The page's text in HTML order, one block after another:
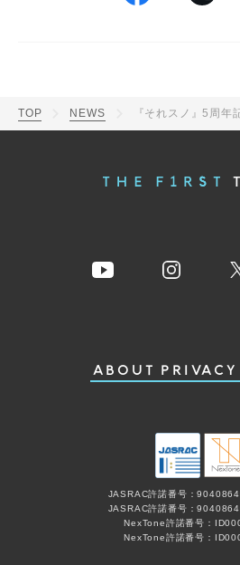
TOP NEWS
ABOUT
JASRAC許諾番号：
JASRAC許諾番号：
NexTone許諾番号：
NexTone許諾番号：